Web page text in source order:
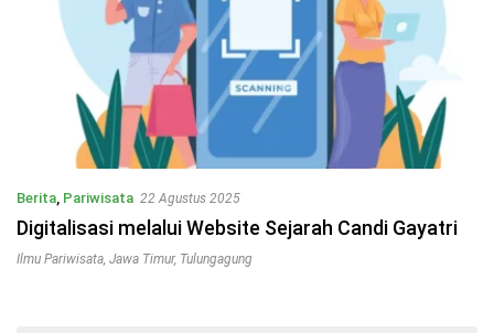
Berita, Pariwisata 22 Agustus 2025
Digitalisasi melalui Website Sejarah Candi Gayatri
Ilmu Pariwisata, Jawa Timur, Tulungagung